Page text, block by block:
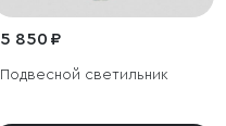
5 850 ₽
Подвесной светильник